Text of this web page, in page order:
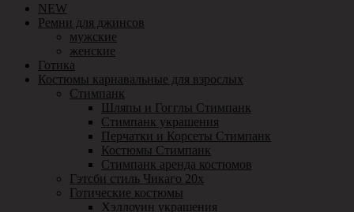
NEW
Ремни для джинсов
мужские
женские
Готика
Костюмы карнавальные для взрослых
Стимпанк
Шляпы и Гогглы Стимпанк
Стимпанк украшения
Перчатки и Корсеты Стимпанк
Костюмы Стимпанк
Стимпанк аренда костюмов
Гэтсби стиль Чикаго 20х
Готические костюмы
Хэллоуин украшения